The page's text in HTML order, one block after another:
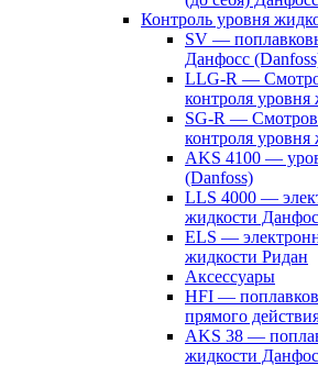
Контроль уровня
SV —
Данфосс
LLG-R —
контроля
SG-R —
контроля
AKS 4100 —
(Danfoss)
LLS 4000 —
жидкости
ELS —
жидкости Ридан
Аксессуары
HFI —
прямого
AKS 38 —
жидкости